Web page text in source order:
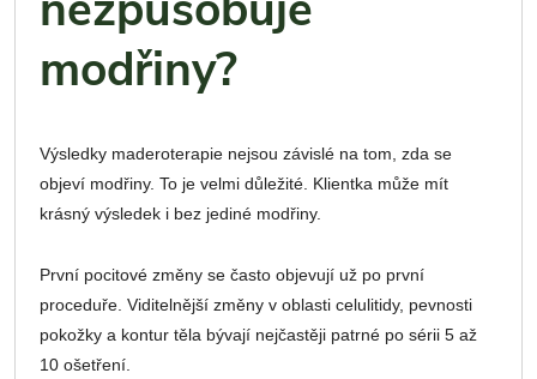
modřiny?
Výsledky maderoterapie nejsou závislé na tom, zda se
objeví modřiny. To je velmi důležité. Klientka může mít
krásný výsledek i bez jediné modřiny.
První pocitové změny se často objevují už po první
proceduře. Viditelnější změny v oblasti celulitidy, pevnosti
pokožky a kontur těla bývají nejčastěji patrné po sérii 5 až
10 ošetření.